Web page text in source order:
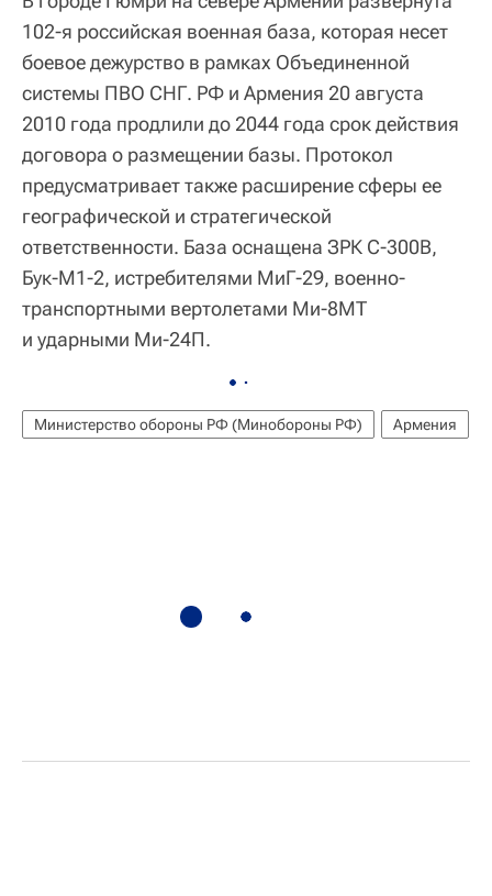
102-я российская военная база, которая несет
боевое дежурство в рамках Объединенной
системы ПВО СНГ. РФ и Армения 20 августа
2010 года продлили до 2044 года срок действия
договора о размещении базы. Протокол
предусматривает также расширение сферы ее
географической и стратегической
ответственности. База оснащена ЗРК С-300В,
Бук-М1-2, истребителями МиГ-29, военно-
транспортными вертолетами Ми-8МТ
и ударными Ми-24П.
Министерство обороны РФ (Минобороны РФ) Армения